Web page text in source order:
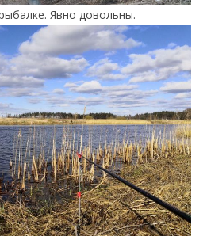
Явно довольны.